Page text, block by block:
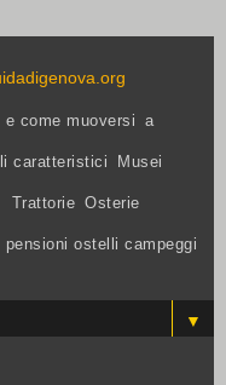
come muoversi a
caratteristici Musei
Trattorie Osterie
pensioni ostelli campeggi
▼